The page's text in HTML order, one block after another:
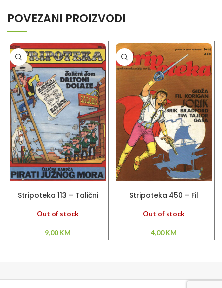
POVEZANI PROIZVODI
Stripoteka 113 – Talični
Out of stock
9,00KM
Stripoteka 450 – Fil
Bradford / Gaša
Out of stock
4,00KM